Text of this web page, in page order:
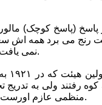
می برد همه اش سعی
نمی یافت نمی توانست سر تیز و برف یخ زده ی قله ی آن کوه را لگدمال خویش سازد.
رفتند ولی به
منظمی عازم اورست شده و فاتح می شود و به یکی از آرزوهای دیرینه بشر جامه عمل می پوشاند.